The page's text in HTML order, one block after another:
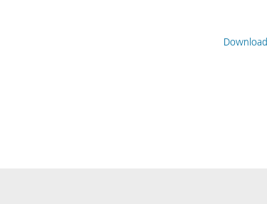
Download